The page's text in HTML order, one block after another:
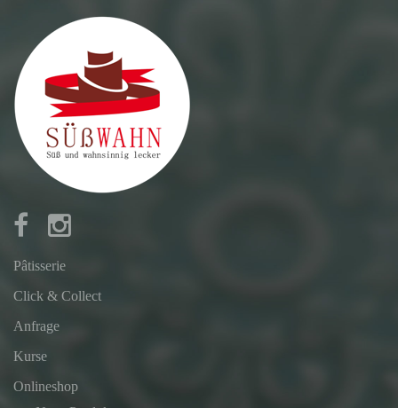
Pâtisserie
Click & Collect
Anfrage
Kurse
Onlineshop